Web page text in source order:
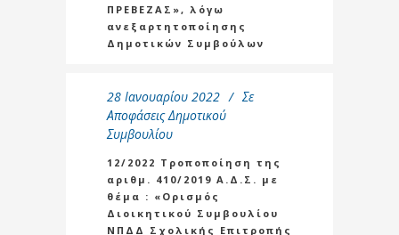
ΠΡΕΒΕΖΑΣ», λόγω
ανεξαρτητοποίησης
Δημοτικών Συμβούλων
28 Ιανουαρίου 2022
Σε
Αποφάσεις Δημοτικού
Συμβουλίου
12/2022 Τροποποίηση της
αριθμ. 410/2019 Α.Δ.Σ. με
θέμα : «Ορισμός
Διοικητικού Συμβουλίου
ΝΠΔΔ Σχολικής Επιτροπής